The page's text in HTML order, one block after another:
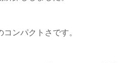
ンパクトさです。